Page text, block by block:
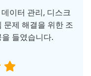
이터 관리, 디스크
문제 해결을 위한 조
들였습니다.